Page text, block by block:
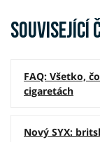
Související
FAQ: Všetko,
cigaretách
Nový SYX: